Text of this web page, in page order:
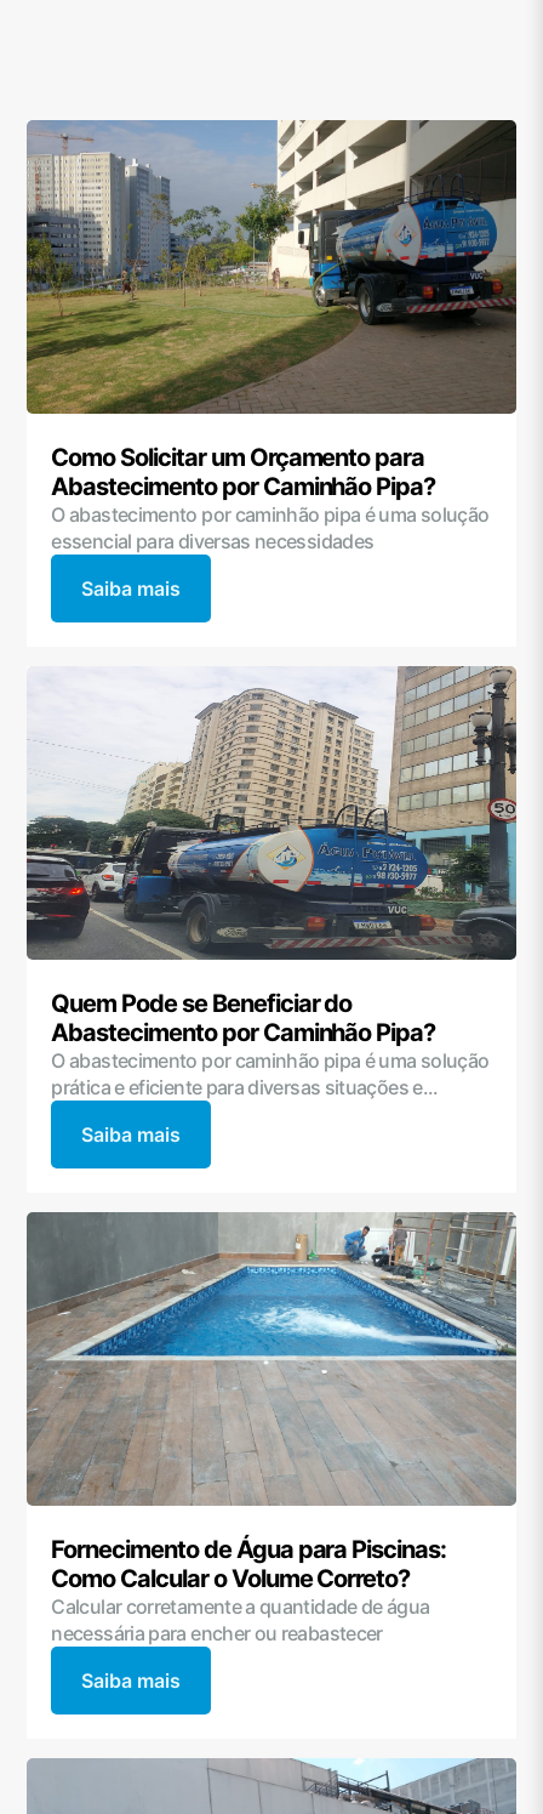
Como Solicitar um Orçamento para
Abastecimento por Caminhão Pipa?
O abastecimento por caminhão pipa é uma solução
essencial para diversas necessidades
Saiba mais
Quem Pode se Beneficiar do
Abastecimento por Caminhão Pipa?
O abastecimento por caminhão pipa é uma solução
prática e eficiente para diversas situações e...
Saiba mais
Fornecimento de Água para Piscinas:
Como Calcular o Volume Correto?
Calcular corretamente a quantidade de água
necessária para encher ou reabastecer
Saiba mais